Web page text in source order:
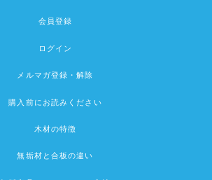
会員登録
ログイン
メルマガ登録・解除
購入前にお読みください
木材の特徴
無垢材と合板の違い